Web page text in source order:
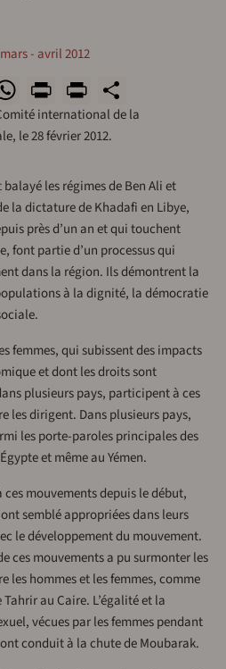
- avril 2012
WhatsApp
Print
international de la
le 28 février 2012.
les régimes de Ben Ali et
la dictature de Khadafi en Libye,
près d’un an et qui touchent
font partie d’un processus qui
dans la région. Ils démontrent la
à la dignité, la démocratie
femmes, qui subissent des impacts
et dont les droits sont
plusieurs pays, participent à ces
les dirigent. Dans plusieurs pays,
les porte-paroles principales des
et même au Yémen.
mouvements depuis le début,
semblé appropriées dans leurs
le développement du mouvement.
ces mouvements a pu surmonter les
les hommes et les femmes, comme
au Caire. L’égalité et la
vécues par les femmes pendant
conduit à la chute de Moubarak.